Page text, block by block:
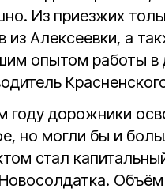
Из приезжих
из Алексеевки, а
опытом работы в
году дорожники
но могли бы и
стал